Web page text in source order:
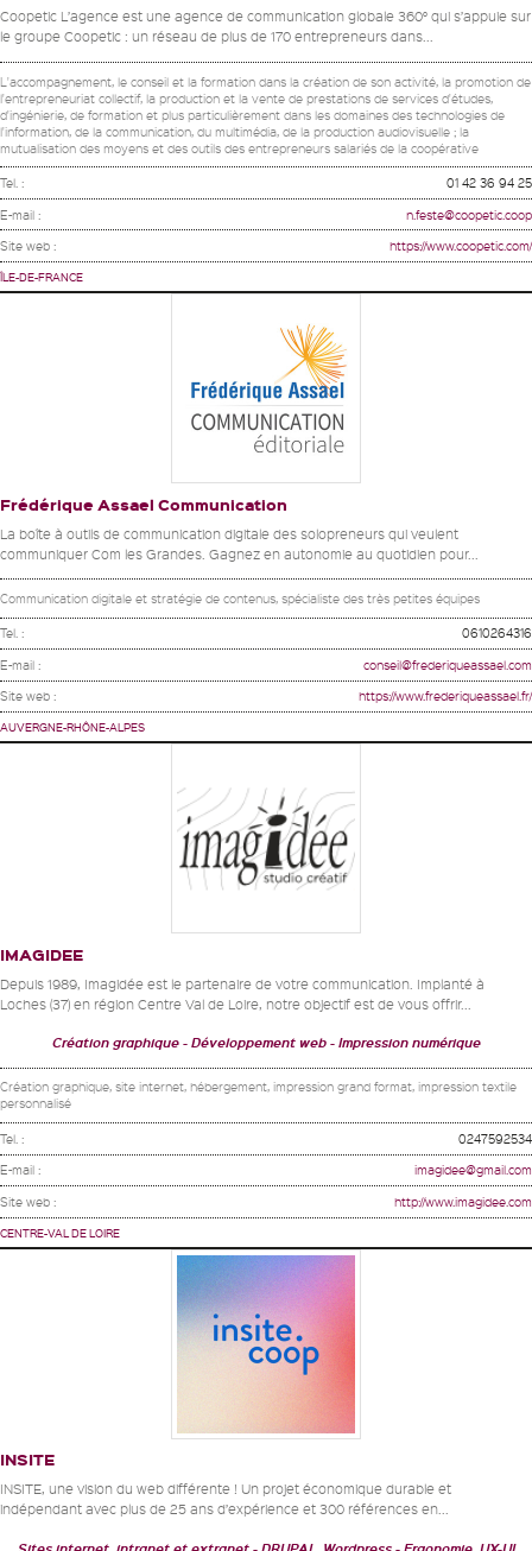
Coopetic L’agence est une agence de communication globale 360° qui s’appuie sur
le groupe Coopetic : un réseau de plus de 170 entrepreneurs dans...
L'accompagnement, le conseil et la formation dans la création de son activité, la promotion de
l'entrepreneuriat collectif, la production et la vente de prestations de services d'études,
d'ingénierie, de formation et plus particulièrement dans les domaines des technologies de
l'information, de la communication, du multimédia, de la production audiovisuelle ; la
mutualisation des moyens et des outils des entrepreneurs salariés de la coopérative
Tel. : 01 42 36 94 25
E-mail : n.feste@coopetic.coop
Site web : https://www.coopetic.com/
ÎLE-DE-FRANCE
Frédérique Assael Communication
La boîte à outils de communication digitale des solopreneurs qui veulent
communiquer Com les Grandes. Gagnez en autonomie au quotidien pour...
Communication digitale et stratégie de contenus, spécialiste des très petites équipes
Tel. : 0610264316
E-mail : conseil@frederiqueassael.com
Site web : https://www.frederiqueassael.fr/
AUVERGNE-RHÔNE-ALPES
IMAGIDEE
Depuis 1989, Imagidée est le partenaire de votre communication. Implanté à
Loches (37) en région Centre Val de Loire, notre objectif est de vous offrir...
Création graphique Développement web Impression numérique
Création graphique, site internet, hébergement, impression grand format, impression textile
personnalisé
Tel. : 0247592534
E-mail : imagidee@gmail.com
Site web : http://www.imagidee.com
CENTRE-VAL DE LOIRE
INSITE
INSITE, une vision du web différente ! Un projet économique durable et
indépendant avec plus de 25 ans d’expérience et 300 références en...
Sites internet, intranet et extranet DRUPAL, Wordpress Ergonomie, UX-UI